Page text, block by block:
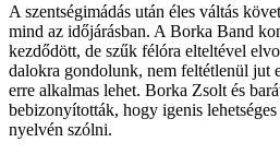
A szentségimádás után éles váltás
mind az időjárásban. A Borka Band
kezdődött, de szűk félóra elteltével
dalokra gondolunk, nem feltétlenül jut
erre alkalmas lehet. Borka Zsolt és
bebizonyították, hogy igenis
nyelvén szólni.